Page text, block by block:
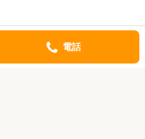
電話